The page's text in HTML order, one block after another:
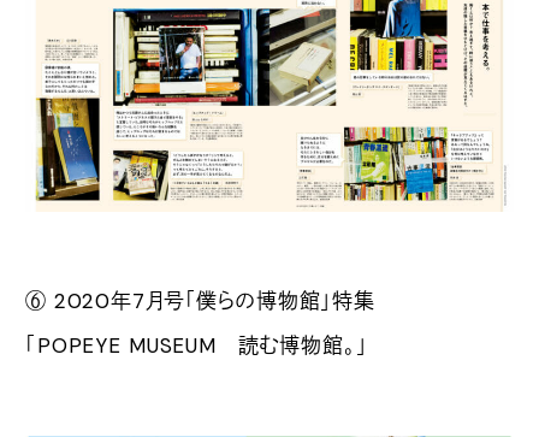
⑥ 2020年7月号「僕らの博物館」特集
「POPEYE MUSEUM 読む博物館。」